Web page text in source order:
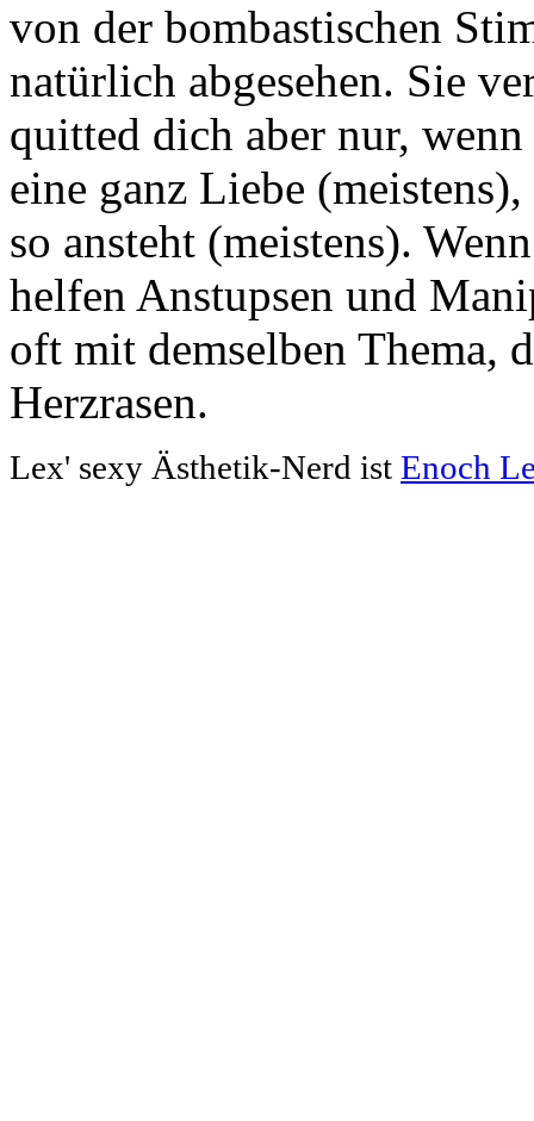
von der bombastischen
natürlich abgesehen. Sie
quitted dich aber nur,
eine ganz Liebe
so ansteht (meistens).
helfen Anstupsen und
oft mit demselben Thema,
Herzrasen.
Lex' sexy Ästhetik-Nerd ist Enoch